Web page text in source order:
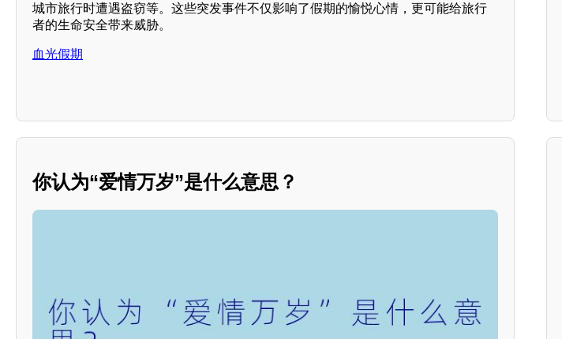
城市旅行时遭遇盗窃等。这些突发事件不仅影响了假期的愉悦心情，更可能给旅行
者的生命安全带来威胁。
血光假期
你认为“爱情万岁”是什么意思？